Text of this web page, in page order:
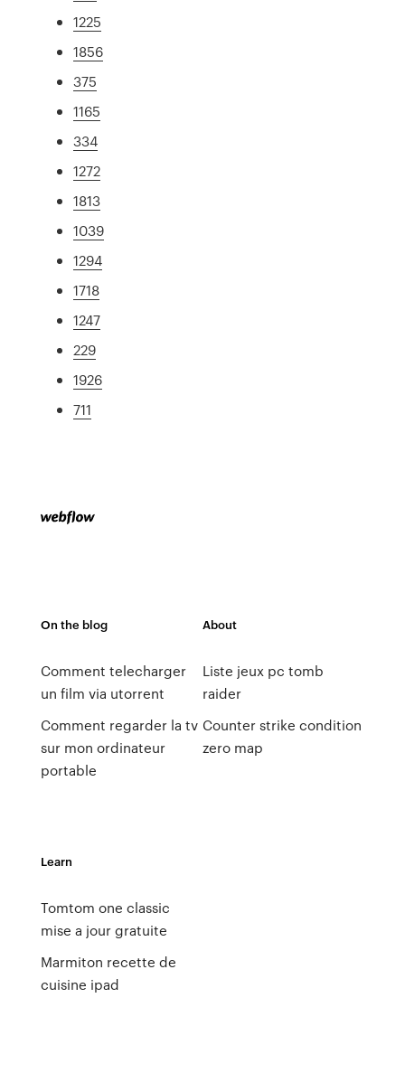
1225
1856
375
1165
334
1272
1813
1039
1294
1718
1247
229
1926
711
On the blog
Comment telecharger
un film via utorrent
Comment regarder la tv
sur mon ordinateur
portable
About
Liste jeux pc tomb
raider
Counter strike condition
zero map
Learn
Tomtom one classic
mise a jour gratuite
Marmiton recette de
cuisine ipad